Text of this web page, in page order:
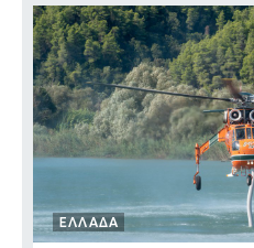
ΕΛΛΑΔΑ